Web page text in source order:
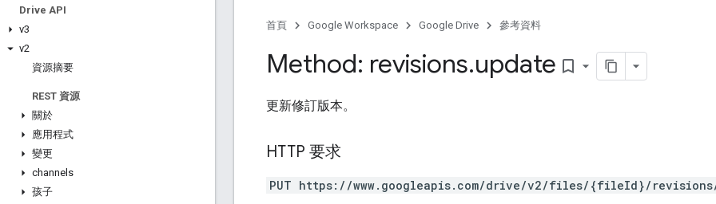
Drive API
v3
v2
資源摘要
REST 資源
關於
應用程式
變更
channels
孩子
首頁 Google Workspace Google Drive 參考資料
Method: revisions.update bookmark_border
更新修訂版本。
HTTP 要求
PUT https://www.googleapis.com/drive/v2/files/{fileId}/